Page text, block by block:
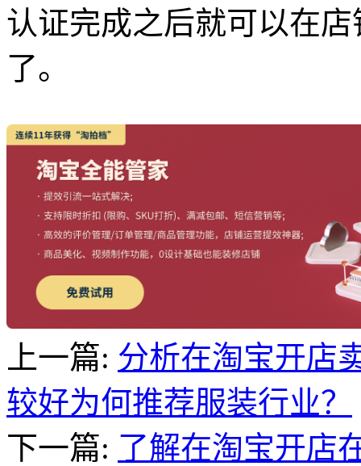
认证完成之后就可以在
了。
上一篇: 分析在淘宝开店
较好为何推荐服装行业？
下一篇: 了解在淘宝开店